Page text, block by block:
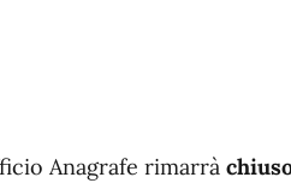
Anagrafe rimarrà